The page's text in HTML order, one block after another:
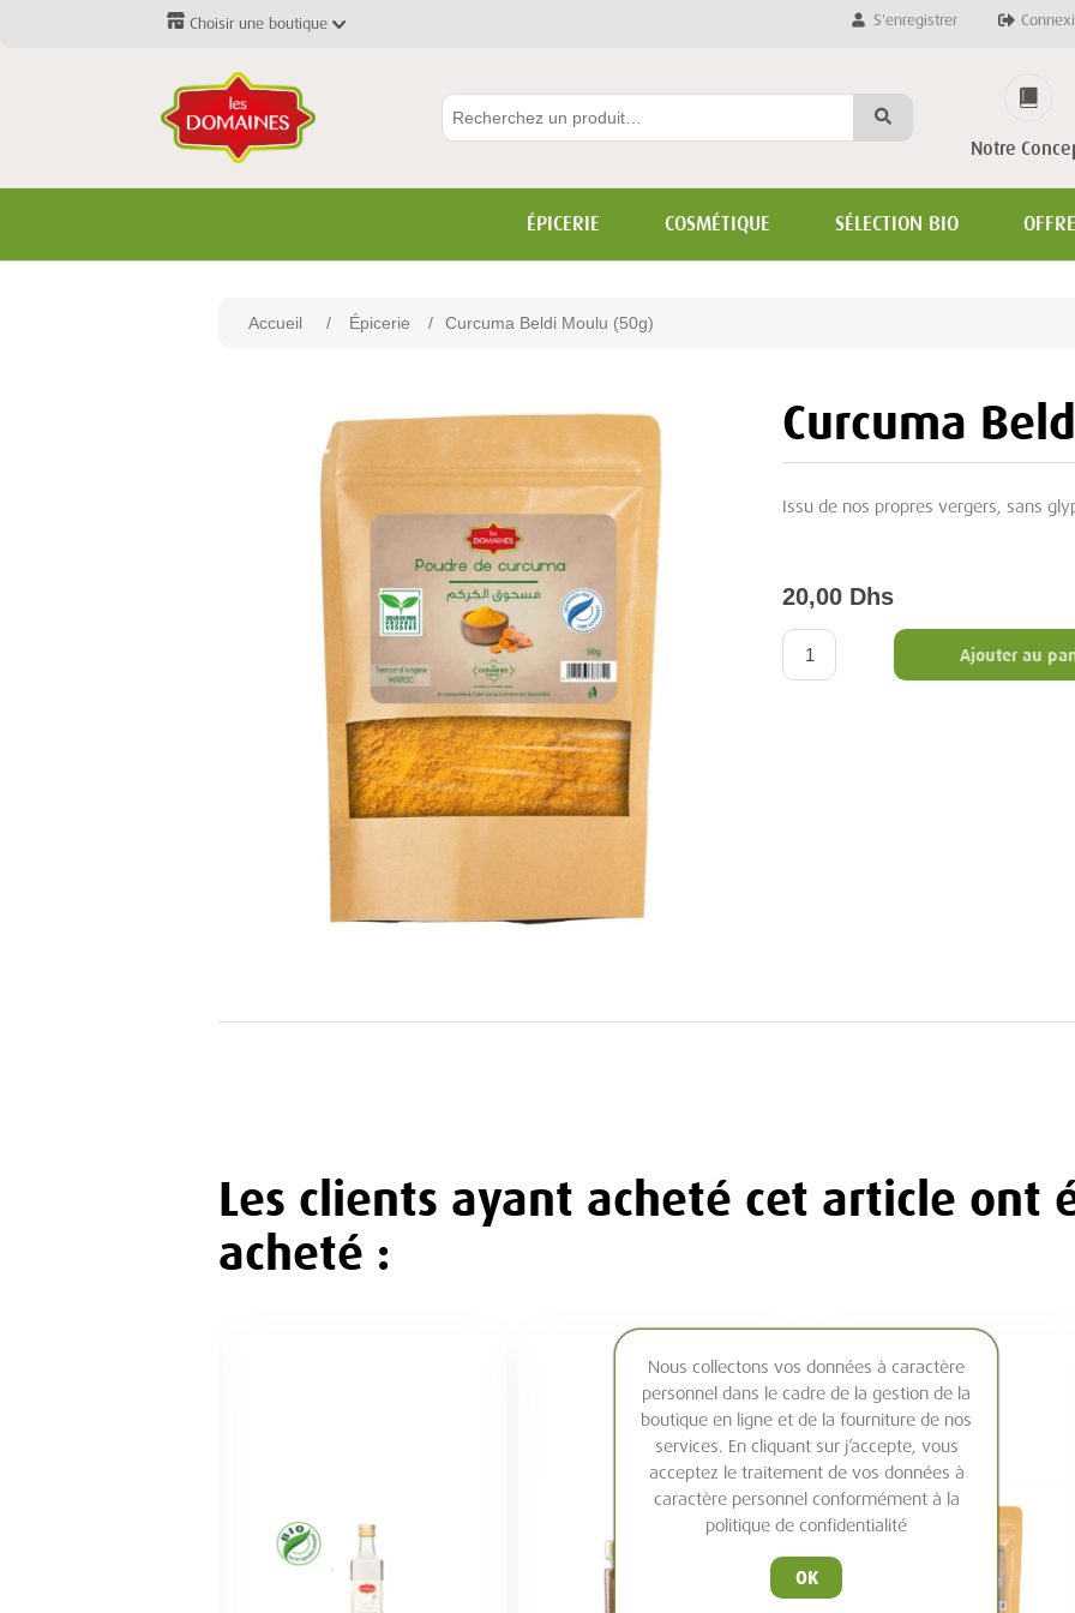
Choisir une boutique S'enregistrer
Notre
ÉPICERIE COSMÉTIQUE SÉLECTION BIO
Accueil / Épicerie / Curcuma Beldi Moulu (50g)
Curcuma
Issu de nos propres vergers, sans
20,00 Dhs
Ajouter au
Les clients ayant acheté cet article ont
acheté :
Nous collectons vos données à caractère
personnel dans le cadre de la gestion de la
boutique en ligne et de la fourniture de nos
services. En cliquant sur j’accepte, vous
acceptez le traitement de vos données à
caractère personnel conformément à la
politique de confidentialité
OK